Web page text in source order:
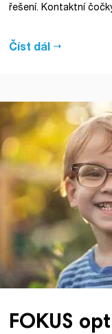
řešení. Kontaktní
Číst dál
FOKUS